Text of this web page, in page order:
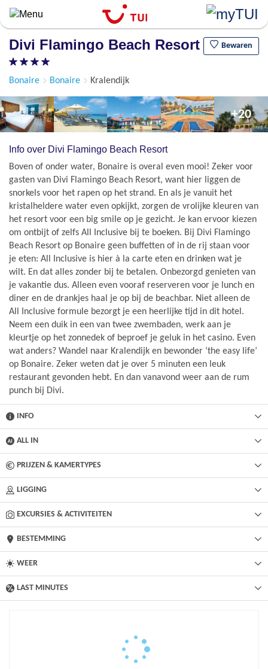
Overslaan
en
algemene
gaan
Divi Flamingo Beach Resort Bewaren
Bonaire Bonaire Kralendijk
+20
Info over Divi Flamingo Beach Resort
Boven of onder water, Bonaire is overal even mooi! Zeker voor
gasten van Divi Flamingo Beach Resort, want hier liggen de
snorkels voor het rapen op het strand. En als je vanuit het
kristalheldere water even opkijkt, zorgen de vrolijke kleuren van
het resort voor een big smile op je gezicht. Je kan ervoor kiezen
om ontbijt of zelfs All Inclusive bij te boeken. Bij Divi Flamingo
Beach Resort op Bonaire geen buffetten of in de rij staan voor
je eten: All Inclusive is hier à la carte eten en drinken wat je
wilt. En dat alles zonder bij te betalen. Onbezorgd genieten van
je vakantie dus. Alleen even vooraf reserveren voor je lunch en
diner en de drankjes haal je op bij de beachbar. Niet alleen de
All Inclusive formule bezorgt je een heerlijke tijd in dit hotel.
Neem een duik in een van twee zwembaden, werk aan je
kleurtje op het zonnedek of beproef je geluk in het casino. Even
wat anders? Wandel naar Kralendijk en bewonder ‘the easy life’
op Bonaire. Zeker weten dat je over 5 minuten een leuk
restaurant gevonden hebt. En dan vanavond weer aan de rum
punch bij Divi.
INFO
ALL IN
PRIJZEN & KAMERTYPES
LIGGING
EXCURSIES & ACTIVITEITEN
BESTEMMING
WEER
LAST MINUTES